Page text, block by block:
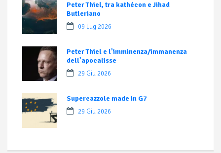
Peter Thiel, tra kathécon e Jihad
Butleriano
09 Lug 2026
Peter Thiel e l’imminenza/immanenza
dell’apocalisse
29 Giu 2026
Supercazzole made in G7
29 Giu 2026